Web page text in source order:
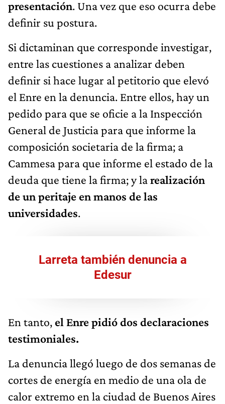
presentación. Una vez que eso ocurra debe
definir su postura.
Si dictaminan que corresponde investigar,
entre las cuestiones a analizar deben
definir si hace lugar al petitorio que elevó
el Enre en la denuncia. Entre ellos, hay un
pedido para que se oficie a la Inspección
General de Justicia para que informe la
composición societaria de la firma; a
Cammesa para que informe el estado de la
deuda que tiene la firma; y larealización
de un peritaje en manos de las
universidades.
Larreta también denuncia a
Edesur
En tanto, el Enre pidió dos declaraciones
testimoniales.
La denuncia llegó luego de dos semanas de
cortes de energía en medio de una ola de
calor extremo en la ciudad de Buenos Aires